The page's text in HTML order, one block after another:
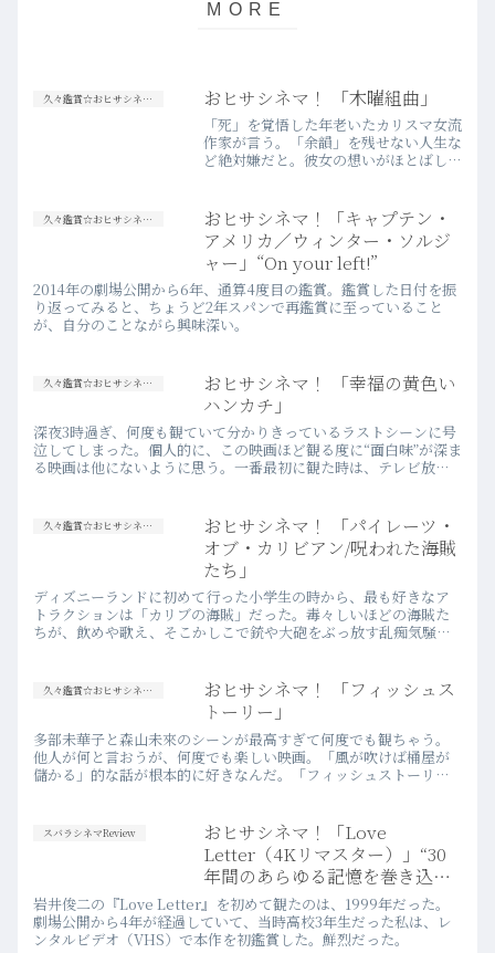
久々鑑賞☆おヒサシネマ！ おヒサシネマ！ 「木曜組曲」
「死」を覚悟した年老いたカリスマ女流
作家が言う。「余韻」を残せない人生な
ど絶対嫌だと。彼女の想いがほとばしる
くされる。もう3度目の鑑賞となると思
うが、その余韻に対する感…more
久々鑑賞☆おヒサシネマ！
おヒサシネマ！「キャプテン・
アメリカ／ウィンター・ソルジ
ャー」“On your left!”
2014年の劇場公開から6年、通算4度目の鑑賞。鑑賞した日付を振
り返ってみると、ちょうど2年スパンで再鑑賞に至っていること
が、自分のことながら興味深い。
久々鑑賞☆おヒサシネマ！
おヒサシネマ！ 「幸福の黄色い
ハンカチ」
深夜3時過ぎ、何度も観ていて分かりきっているラストシーンに号
泣してしまった。個人的に、この映画ほど観る度に“面白味”が深ま
る映画は他にないように思う。一番最初に観た時は、テレビ放映
久々鑑賞☆おヒサシネマ！
おヒサシネマ！ 「パイレーツ・
オブ・カリビアン/呪われた海賊
たち」
ディズニーランドに初めて行った小学生の時から、最も好きなア
トラクションは「カリブの海賊」だった。毒々しいほどの海賊た
ちが、飲めや歌え、そこかしこで銃や大砲をぶっ放す乱痴気騒ぎ
久々鑑賞☆おヒサシネマ！
おヒサシネマ！ 「フィッシュス
トーリー」
多部未華子と森山未來のシーンが最高すぎて何度でも観ちゃう。
他人が何と言おうが、何度でも楽しい映画。「風が吹けば桶屋が
儲かる」的な話が根本的に好きなんだ。「フィッシュストーリ
スバラシネマReview
おヒサシネマ！「Love
Letter（4Kリマスター）」“30
年間のあらゆる記憶を巻き込ん
で、手紙のように残り続ける”
岩井俊二の『Love Letter』を初めて観たのは、1999年だった。
劇場公開から4年が経過していて、当時高校3年生だった私は、レ
ンタルビデオ（VHS）で本作を初鑑賞した。鮮烈だった。